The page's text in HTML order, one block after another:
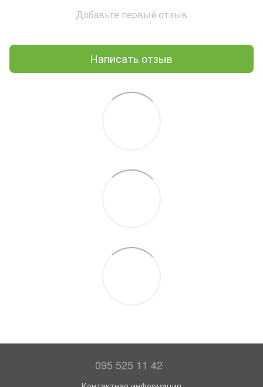
Добавьте первый отзыв
Написать отзыв
095 525 11 42